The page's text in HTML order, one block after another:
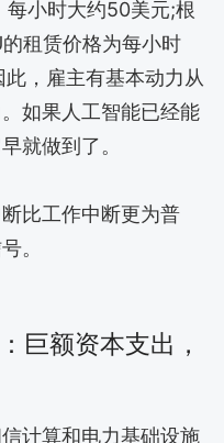
小时大约50美元;根
租赁价格为每小时
此，雇主有基本动力从
如果人工智能已经能
就做到了。
比工作中断更为普
。
巨额资本支出，
计算和电力基础设施